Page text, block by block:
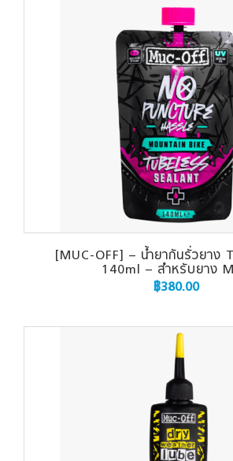
[MUC-OFF] – น้ำยากันรั่วยาง
140ml – สำหรับยาง
฿380.00